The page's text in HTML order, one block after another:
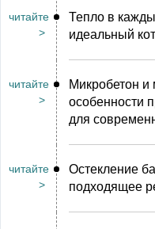
читайте
>
Тепло в
идеальный
читайте
>
Микробетон
особенности
для
читайте
>
Остекление
подходящее